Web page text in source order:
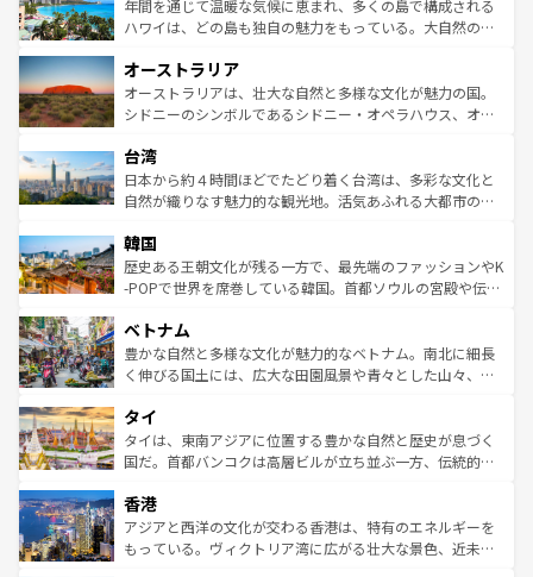
ンメントが詰まった刺激的なスポットだ。一方、アメリカ
西部には大自然が広がり、グランドキャニオンやイエロー
部のニューオーリンズでは、音楽と美食が融合した独特の
文化が魅力。旅行者はアメリカの各地域で異なる魅力を楽
しみながら、その多様性と豊かな歴史を感じることができ
ならではの贅沢な旅のスタイルだ。 なお、新着のアメリカ
情報はコンテンツ一覧を参照してほしい。
年間を通じて温暖な気候に恵まれ、多くの島で構成される
ハワイは、どの島も独自の魅力をもっている。大自然の神
ワイ島は見逃せない。また、定番の観光地といえばオアフ
島だが、静かな自然を求めるならマウイ島やカウアイ島が
おすすめ。エメラルドグリーンに輝く海をはじめ、豊かな
れるおもてなしの心で訪れる人々を迎えてくれるハワイの
人々、おいしいローカルフードやハワイアンミュージッ
ク、伝統的なフラダンスなど、すべてがハワイの魅力を彩
ワイを、存分に味わってほしい。 なお、新着のハワイ情報
はコンテンツ一覧を参照してほしい。
オーストラリア
オーストラリアは、壮大な自然と多様な文化が魅力の国。
シドニーのシンボルであるシドニー・オペラハウス、オー
リアリーフや大陸中央部にそびえるウルル（エアーズロッ
ク）、タスマニアの美しい原生林やケアンズの熱帯雨林な
ど、見どころがたくさん。また、カフェやワイン、オージ
いる。アクティビティも充実しており、サーフィンやダイ
ビング、ハイキングなど、アウトドア好きにはたまらな
い。オーストラリアの多彩な魅力を存分に味わいつくそ
参照してほしい。
台湾
日本から約４時間ほどでたどり着く台湾は、多彩な文化と
自然が織りなす魅力的な観光地。活気あふれる大都市の台
ン）、静ひつな山岳地帯である台湾東部など、都市の喧騒
と山間の静けさが共存しており、訪れる人に新しい発見と
驚きをもたらしてくれる。また、奥深い台湾の食文化も魅
容にもいいと評判のスイーツなど、バラエティ豊かな料理
が味わえる。 なお、新着の台湾情報は コンテンツ一覧を参
照してほしい。
韓国
歴史ある王朝文化が残る一方で、最先端のファッションやK
-POPで世界を席巻している韓国。首都ソウルの宮殿や伝統
き、地方に足を延ばせば四季折々の自然美を楽しむことが
できる。そして、キムチや焼肉、絶品のストリートフード
まで、さまざまな韓国料理が待っている。夜には、韓国な
リティに包まれながら、韓国の多彩な魅力を心ゆくまで味
わってみてほしい。 なお、新着の韓国情報はコンテンツ一
覧を参照してほしい。
ベトナム
豊かな自然と多様な文化が魅力的なベトナム。南北に細長
く伸びる国土には、広大な田園風景や青々とした山々、世
急速な発展と共に伝統が息づく。ハノイの古い町並みやホ
ーチミン市のフランス統治時代の建物も、独特の雰囲気を
醸し出している。また、バラエティの豊かさとおいしさで
とつ。フォーやバインミー、ベトナムコーヒーなどは、ぜ
ひ現地で味わいたい。どの地域を訪れてもあたたかい人々
が旅行者を迎えてくれるので、きっと忘れられない旅にな
タイ
タイは、東南アジアに位置する豊かな自然と歴史が息づく
国だ。首都バンコクは高層ビルが立ち並ぶ一方、伝統的な
の活気が交差している。北部ではチェンマイなどの山岳地
帯で自然と触れ合い、南部ではプーケットやクラビの美し
いビーチでリゾート気分を楽しむことができる。タイ料理
香港
アジアと西洋の文化が交わる香港は、特有のエネルギーを
もっている。ヴィクトリア湾に広がる壮大な景色、近未来